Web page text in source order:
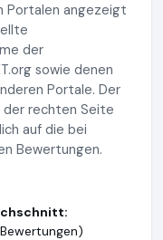
Portalen angezeigt
der
sowie denen
Portale. Der
der rechten Seite
auf die bei
Bewertungen.